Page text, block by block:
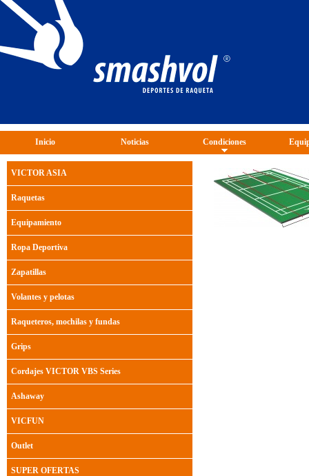
Inicio Noticias Condiciones
VICTOR ASIA
Raquetas
Equipamiento
Ropa Deportiva
Zapatillas
Volantes y pelotas
Raqueteros, mochilas y fundas
Grips
Cordajes VICTOR VBS Series
Ashaway
VICFUN
Outlet
SUPER OFERTAS